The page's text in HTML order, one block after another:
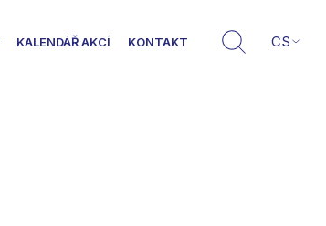
KALENDÁŘ AKCÍ KONTAKT CS